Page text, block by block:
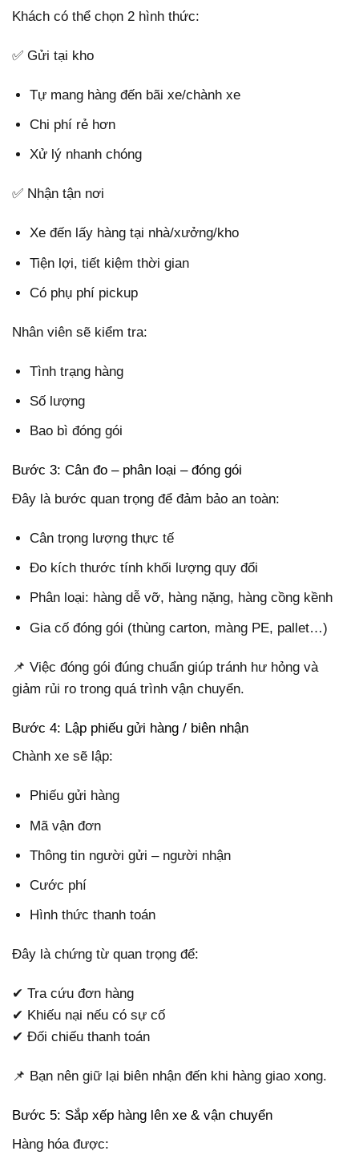
Khách có thể chọn 2 hình thức:
✅ Gửi tại kho
Tự mang hàng đến bãi xe/chành xe
Chi phí rẻ hơn
Xử lý nhanh chóng
✅ Nhận tận nơi
Xe đến lấy hàng tại nhà/xưởng/kho
Tiện lợi, tiết kiệm thời gian
Có phụ phí pickup
Nhân viên sẽ kiểm tra:
Tình trạng hàng
Số lượng
Bao bì đóng gói
Bước 3: Cân đo – phân loại – đóng gói
Đây là bước quan trọng để đảm bảo an toàn:
Cân trọng lượng thực tế
Đo kích thước tính khối lượng quy đổi
Phân loại: hàng dễ vỡ, hàng nặng, hàng cồng kềnh
Gia cố đóng gói (thùng carton, màng PE, pallet…)
📌 Việc đóng gói đúng chuẩn giúp tránh hư hỏng và
giảm rủi ro trong quá trình vận chuyển.
Bước 4: Lập phiếu gửi hàng / biên nhận
Chành xe sẽ lập:
Phiếu gửi hàng
Mã vận đơn
Thông tin người gửi – người nhận
Cước phí
Hình thức thanh toán
Đây là chứng từ quan trọng để:
✔ Tra cứu đơn hàng
✔ Khiếu nại nếu có sự cố
✔ Đối chiếu thanh toán
📌 Bạn nên giữ lại biên nhận đến khi hàng giao xong.
Bước 5: Sắp xếp hàng lên xe & vận chuyển
Hàng hóa được: